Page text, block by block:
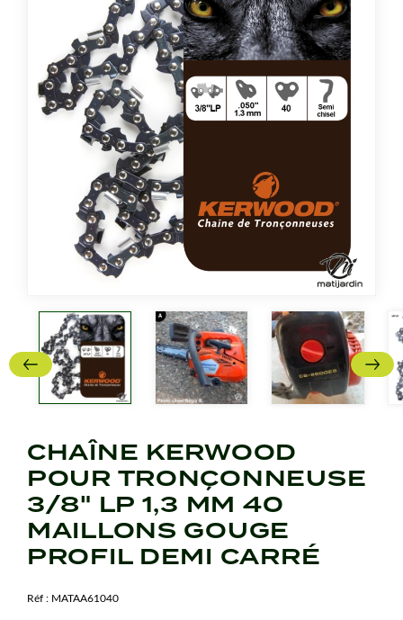
CHAÎNE KERWOOD
POUR TRONÇONNEUSE
3/8" LP 1,3 MM 40
MAILLONS GOUGE
PROFIL DEMI CARRÉ
Réf : MATAA61040